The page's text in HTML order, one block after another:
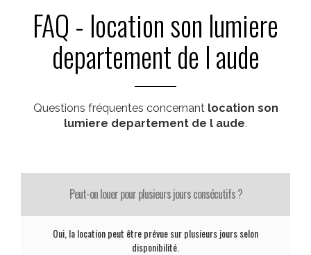
FAQ - location son lumiere
departement de l aude
Questions fréquentes concernant location son
lumiere departement de l aude.
Peut-on louer pour plusieurs jours consécutifs ?
Oui, la location peut être prévue sur plusieurs jours selon
disponibilité.